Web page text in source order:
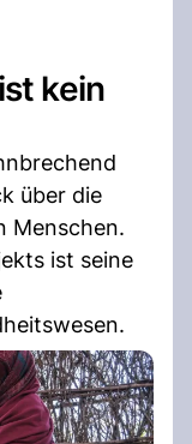
kein
über die
Menschen.
ist seine